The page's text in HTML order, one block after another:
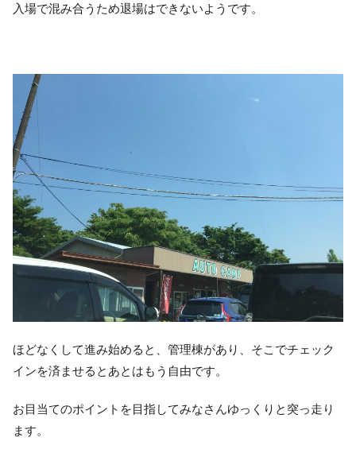
入場で混み合うため退場はできないようです。
ほどなくして進み始めると、管理棟があり、そこでチェック
インを済ませるとあとはもう自由です。
お目当てのポイントを目指してみなさんゆっくりと突っ走り
ます。